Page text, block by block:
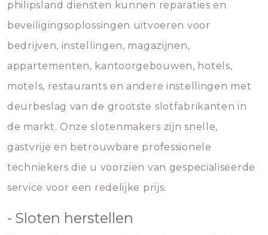
philipsland diensten kunnen reparaties en
beveiligingsoplossingen uitvoeren voor
bedrijven, instellingen, magazijnen,
appartementen, kantoorgebouwen, hotels,
motels, restaurants en andere instellingen met
deurbeslag van de grootste slotfabrikanten in
de markt. Onze slotenmakers zijn snelle,
gastvrije en betrouwbare professionele
techniekers die u voorzien van gespecialiseerde
service voor een redelijke prijs.
- Sloten herstellen